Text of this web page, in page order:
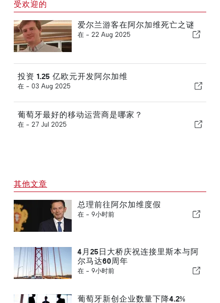
受欢迎的
爱尔兰游客在阿尔加维死亡之谜
在 - 22 Aug 2025
投资 1.25 亿欧元开发阿尔加维
在 - 03 Aug 2025
葡萄牙最好的移动运营商是哪家？
在 - 27 Jul 2025
其他文章
总理前往阿尔加维度假
在 - 9小时前
4月25日大桥庆祝连接里斯本与阿
尔马达60周年
在 - 9小时前
葡萄牙新创企业数量下降4.2%